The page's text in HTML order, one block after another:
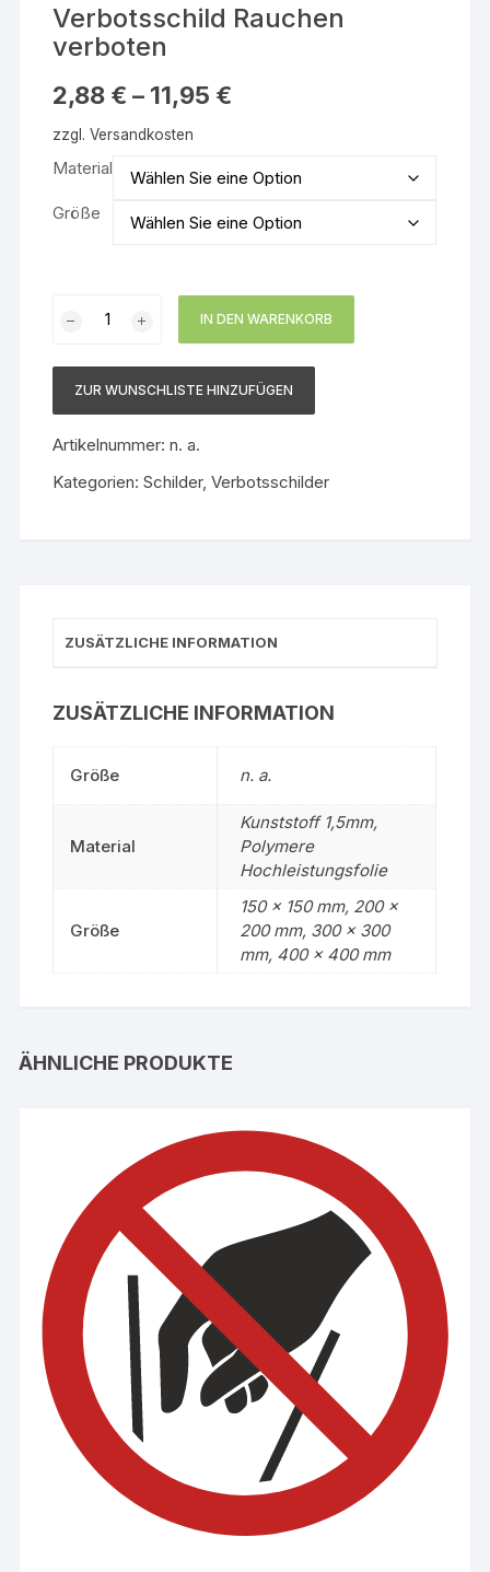
Verbotsschild Rauchen
verboten
2,88 € – 11,95 €
zzgl.Versandkosten
Material
Größe
Rauchen
Menge
IN DEN WARENKORB
ZUR WUNSCHLISTE HINZUFÜGEN
Artikelnummer:n. a.
Kategorien:Schilder,Verbotsschilder
ZUSÄTZLICHE INFORMATION
ZUSÄTZLICHE INFORMATION
Größe n. a.
Material
Kunststoff 1,5mm,
Polymere
Hochleistungsfolie
Größe
150 x 150 mm, 200 x
200 mm, 300 x 300
mm, 400 x 400 mm
ÄHNLICHE PRODUKTE